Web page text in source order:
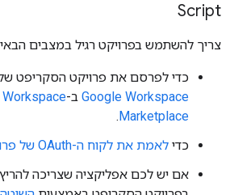
Script
צריך להשתמש בפרויקט רגיל במצבים
כדי לפרסם את פרויקט הסקריפט
Google Workspace ב-
Marketplace
.
כדי לאמת את לקוח ה-OAuth של פרויקט הסקריפט
אם יש לכם אפליקציה שצריכה להריץ